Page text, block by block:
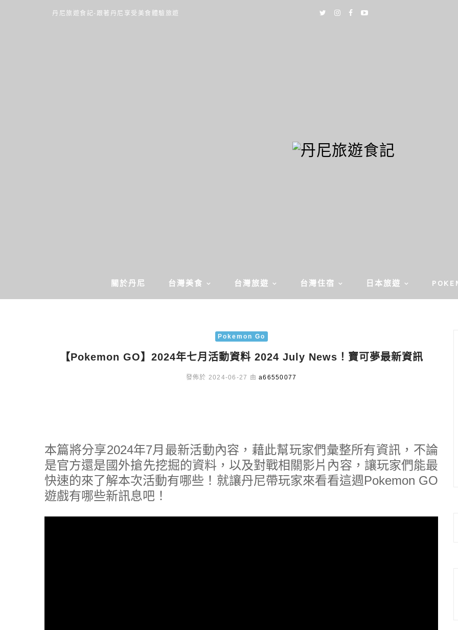
丹尼旅遊食記-跟著丹尼享受美食體驗旅遊
關於丹尼 台灣美食 台灣旅遊 台灣住宿 日本旅遊
Pokemon Go
【Pokemon GO】2024年七月活動資料 2024 July News！寶可夢最新資訊
發佈於 2024-06-27 由 a66550077
本篇將分享2024年7月最新活動內容，藉此幫玩家們彙整所有資訊，不論
是官方還是國外搶先挖掘的資料，以及對戰相關影片內容，讓玩家們能最
快速的來了解本次活動有哪些！就讓丹尼帶玩家來看看這週Pokemon GO
遊戲有哪些新訊息吧！